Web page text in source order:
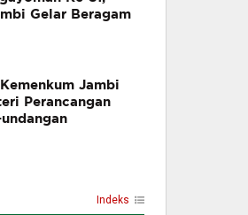
Gelar Beragam
Jambi
Perancangan
Indeks